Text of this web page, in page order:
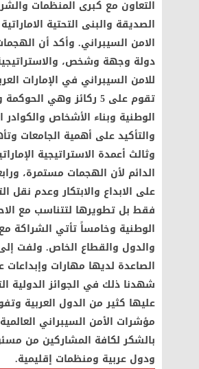
التعاون مع كبرى المنظمات
الصديقة والبنى التحتية
الامن السيبراني. وأكد أن
دولة وجهة وشخص،
للامن السيبراني في الإمارات
تقوم على 5 ركائز وهي
الوطنية وبناء الأشخاص والكوادر
والتأكيد على أهمية الجامعات
وثالث أعمدة الاستراتيجية
الدائم لأن الهجمات مستمرة،
على الابداع والابتكار وعدم نقل
فقط بل تطويرها لتتناسب مع
الوطنية وخامساً تأتي الشراكة
والدول والقطاع الخاص. ولفت
الصاعدة لديها مهارات
شهدنا ذلك في الجوائز الدولية
عليها كثير من الدول العربية
مؤشرات الأمن السيبراني
بالشكر لكافة المشاركين من
ودول عربية ومنظمات إقليمية.